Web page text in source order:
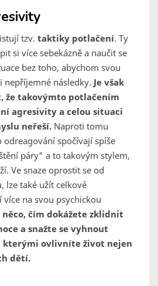
tzv. taktiky potlačení. Ty
si více sebekázně a naučit se
bez toho, abychom svou
nepříjemné následky. Je však
že takovýmto potlačením
agresivity a celou situaci
neřeší. Naproti tomu
spočívají spíše
páry" a to takovým stylem,
Ve snaze oprostit se od
lze také užít celkové
na svou psychickou
něco, čím dokážete zklidnit
a snažte se vyhnout
kterými ovlivníte život nejen
dětí.